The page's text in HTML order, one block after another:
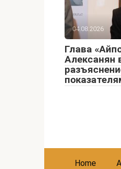
04.08.2026
Глава
Алексанян
Home